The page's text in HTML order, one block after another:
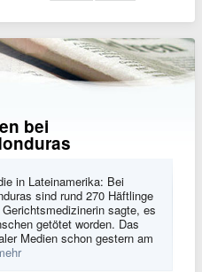
bei
in Lateinamerika: Bei
sind rund 270 Häftlinge
sagte, es
getötet worden. Das
Medien schon gestern am